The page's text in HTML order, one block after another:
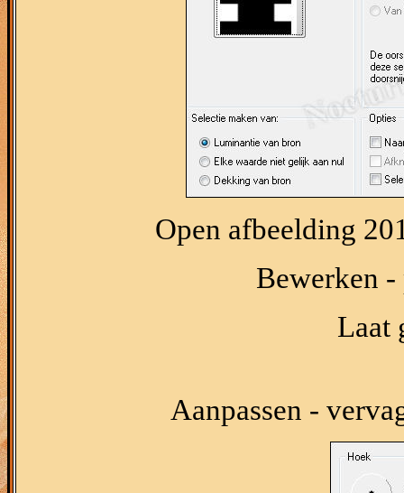
Open afbeelding
Bewerken
Laat
Aanpassen -